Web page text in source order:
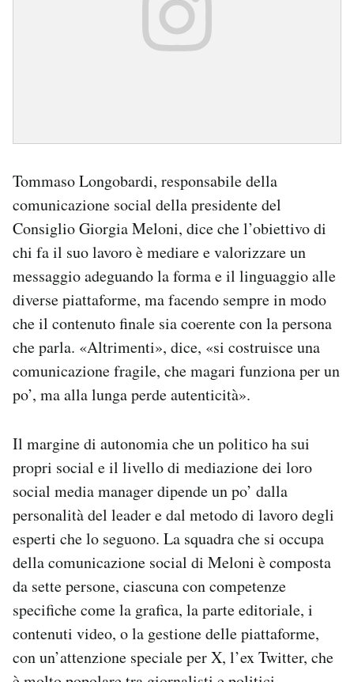
Tommaso Longobardi, responsabile della
comunicazione social della presidente del
Consiglio Giorgia Meloni, dice che l’obiettivo di
chi fa il suo lavoro è mediare e valorizzare un
messaggio adeguando la forma e il linguaggio alle
diverse piattaforme, ma facendo sempre in modo
che il contenuto finale sia coerente con la persona
che parla. «Altrimenti», dice, «si costruisce una
comunicazione fragile, che magari funziona per un
po’, ma alla lunga perde autenticità».
Il margine di autonomia che un politico ha sui
propri social e il livello di mediazione dei loro
social media manager dipende un po’ dalla
personalità del leader e dal metodo di lavoro degli
esperti che lo seguono. La squadra che si occupa
della comunicazione social di Meloni è composta
da sette persone, ciascuna con competenze
specifiche come la grafica, la parte editoriale, i
contenuti video, o la gestione delle piattaforme,
con un’attenzione speciale per X, l’ex Twitter, che